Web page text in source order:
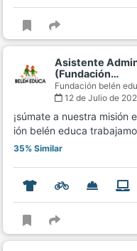
Asistente
(Fundación…
Fundación belén
12 de Julio de
¡súmate a nuestra misión
ión belén educa
35% Similar